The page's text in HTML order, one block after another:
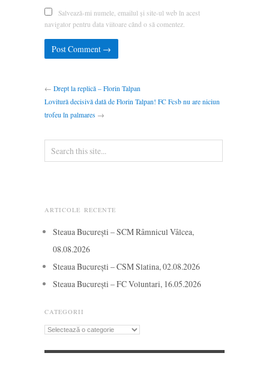
Salvează-mi numele, emailul și site-ul web în acest
navigator pentru data viitoare când o să comentez.
← Drept la replică – Florin Talpan
Lovitură decisivă dată de Florin Talpan! FC Fcsb nu are niciun
trofeu în palmares →
ARTICOLE RECENTE
Steaua București – SCM Râmnicul Vâlcea,
08.08.2026
Steaua București – CSM Slatina, 02.08.2026
Steaua București – FC Voluntari, 16.05.2026
CATEGORII
Categorii